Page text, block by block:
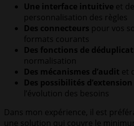
Une interface intuitive et
personnalisation des règles
Des connecteurs pour vos
formats courants
Des fonctions de
normalisation
Des mécanismes d’audit et
Des possibilités d’extension
l’évolution des besoins
Dans mon expérience, il est
une solution qui couvre le